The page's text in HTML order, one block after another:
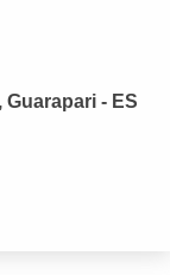
- ES